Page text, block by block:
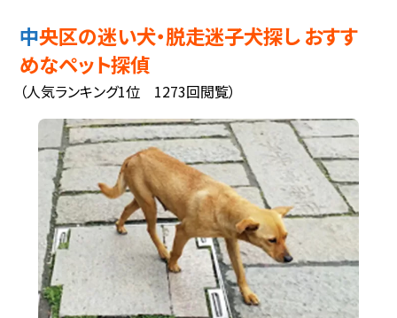
中央区の迷い犬・脱走迷子犬探し おすす
めなペット探偵
（人気ランキング1位 1273回閲覧）